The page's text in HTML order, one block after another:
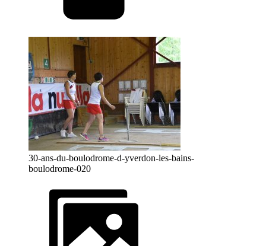
30-ans-du-boulodrome-d-yverdon-les-bains-
boulodrome-020